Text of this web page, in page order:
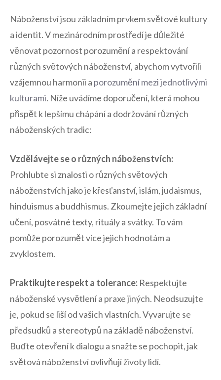
Náboženství jsou základním prvkem světové kultury
⁣a⁣ identit. V mezinárodním ⁢prostředí je důležité⁢
věnovat⁣ pozornost⁢ porozumění a respektování
různých světových náboženství, abychom vytvořili
vzájemnou harmonii a porozumění⁤ mezi jednotlivými
kulturami. Níže‌ uvádíme doporučení, která mohou​
přispět k lepšímu chápání a dodržování různých
⁢náboženských tradic:
Vzdělávejte se o různých náboženstvích:
Prohlubte si znalosti ​o různých světových
náboženstvích jako je křesťanství, ⁤islám, judaismus,‌
hinduismus a buddhismus. Zkoumejte jejich základní
učení,‍ posvátné texty, rituály a⁢ svátky. To vám
pomůže porozumět více jejich hodnotám ⁤a
zvyklostem.
Praktikujte respekt⁢ a tolerance: Respektujte⁣
náboženské vysvětlení a ​praxe‌ jiných. Neodsuzujte
je, pokud se ​liší ​od vašich vlastních. Vyvarujte se
předsudků a stereotypů na ⁢základě náboženství.
Buďte otevření k dialogu a snažte se pochopit, jak
světová náboženství ‍ovlivňují životy⁣ lidí.